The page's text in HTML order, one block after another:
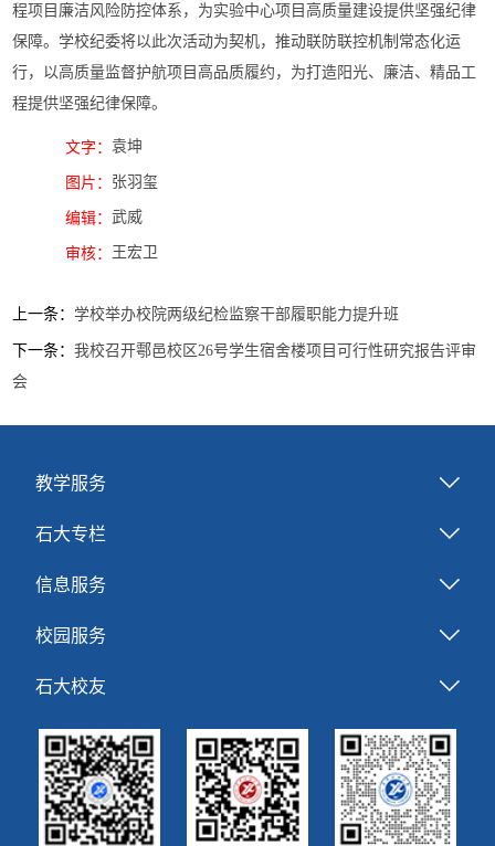
程项目廉洁风险防控体系，为实验中心项目高质量建设提供坚强纪律
保障。学校纪委将以此次活动为契机，推动联防联控机制常态化运
行，以高质量监督护航项目高品质履约，为打造阳光、廉洁、精品工
程提供坚强纪律保障。
文字：袁坤
图片： 张羽玺
编辑：武威
审核： 王宏卫
上一条：学校举办校院两级纪检监察干部履职能力提升班
下一条：我校召开鄠邑校区26号学生宿舍楼项目可行性研究报告评审
会
教学服务
石大专栏
信息服务
校园服务
石大校友